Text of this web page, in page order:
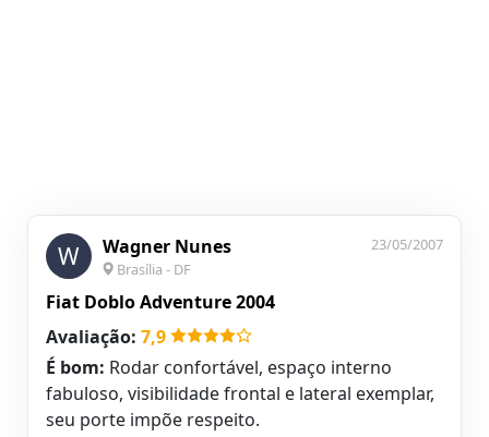
W Wagner Nunes
Brasília - DF
23/05/2007
Fiat Doblo Adventure 2004
Avaliação: 7,9
É bom: Rodar confortável, espaço interno
fabuloso, visibilidade frontal e lateral exemplar,
seu porte impõe respeito.